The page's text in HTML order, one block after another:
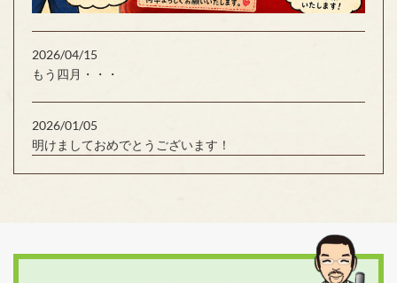
2026/04/15
もう四月・・・
2026/01/05
明けましておめでとうございます！